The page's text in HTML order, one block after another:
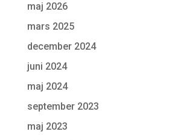
maj 2026
mars 2025
december 2024
juni 2024
maj 2024
september 2023
maj 2023